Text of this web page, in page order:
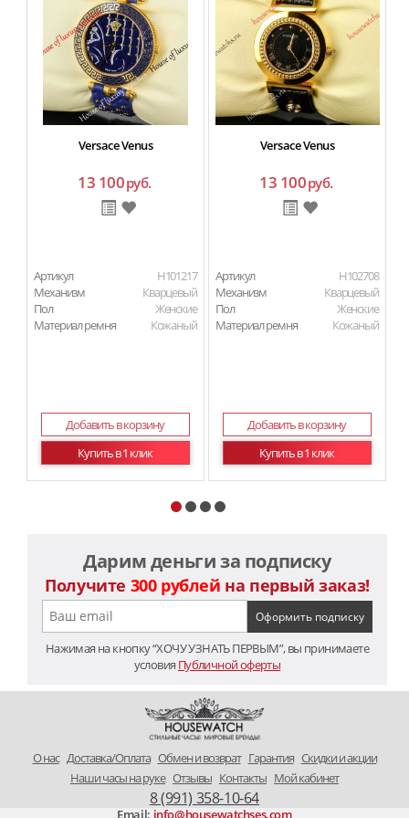
Versace Venus
13 100руб.
Артикул
H101217
Механизм
Кварцевый
Пол
Женские
Материал ремня
Кожаный
Добавить в корзину
Купить в 1 клик
Versace Venus
13 100руб.
Артикул
H102708
Механизм
Кварцевый
Пол
Женские
Материал ремня
Кожаный
Добавить в корзину
Купить в 1 клик
Дарим деньги за подписку
Получите 300 рублей на первый заказ!
Нажимая на кнопку “ХОЧУ УЗНАТЬ ПЕРВЫМ”, вы принимаете
условия Публичной оферты
O нас Доставка/Оплата Обмен и возврат Гарантия Скидки и акции
Наши часы на руке Отзывы Контакты Мой кабинет
8 (991) 358-10-64
Email: info@housewatchses.com